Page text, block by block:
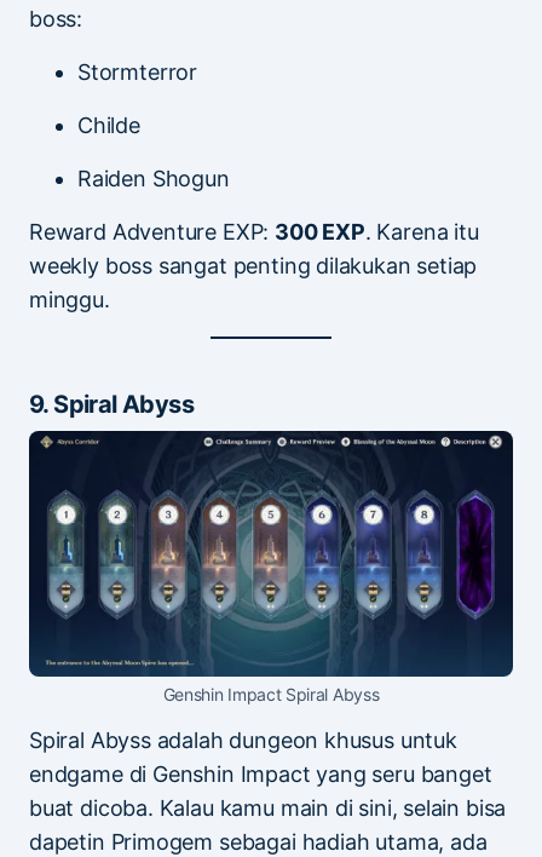
boss:
Stormterror
Childe
Raiden Shogun
Reward Adventure EXP: 300 EXP. Karena itu
weekly boss sangat penting dilakukan setiap
minggu.
9. Spiral Abyss
Genshin Impact Spiral Abyss
Spiral Abyss adalah dungeon khusus untuk
endgame di Genshin Impact yang seru banget
buat dicoba. Kalau kamu main di sini, selain bisa
dapetin Primogem sebagai hadiah utama, ada